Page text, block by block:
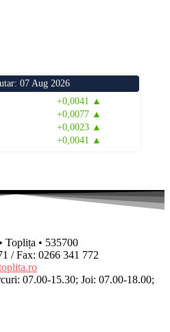
07 Aug 2026
+0,0041 ▲
+0,0077 ▲
+0,0023 ▲
+0,0041 ▲
Toplița • 535700
/ Fax: 0266 341 772
07.00-15.30; Joi: 07.00-18.00;